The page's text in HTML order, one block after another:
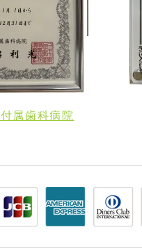
属歯科病院